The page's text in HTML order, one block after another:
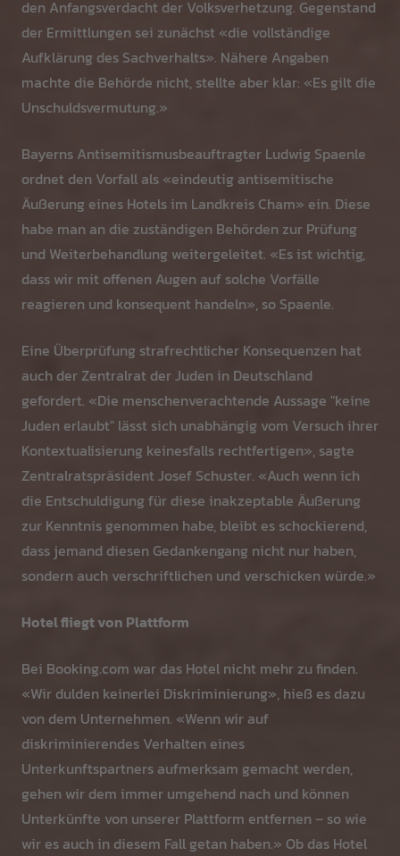
den Anfangsverdacht der Volksverhetzung. Gegenstand
der Ermittlungen sei zunächst «die vollständige
Aufklärung des Sachverhalts». Nähere Angaben
machte die Behörde nicht, stellte aber klar: «Es gilt die
Unschuldsvermutung.»
Bayerns Antisemitismusbeauftragter Ludwig Spaenle
ordnet den Vorfall als «eindeutig antisemitische
Äußerung eines Hotels im Landkreis Cham» ein. Diese
habe man an die zuständigen Behörden zur Prüfung
und Weiterbehandlung weitergeleitet. «Es ist wichtig,
dass wir mit offenen Augen auf solche Vorfälle
reagieren und konsequent handeln», so Spaenle.
Eine Überprüfung strafrechtlicher Konsequenzen hat
auch der Zentralrat der Juden in Deutschland
gefordert. «Die menschenverachtende Aussage "keine
Juden erlaubt" lässt sich unabhängig vom Versuch ihrer
Kontextualisierung keinesfalls rechtfertigen», sagte
Zentralratspräsident Josef Schuster. «Auch wenn ich
die Entschuldigung für diese inakzeptable Äußerung
zur Kenntnis genommen habe, bleibt es schockierend,
dass jemand diesen Gedankengang nicht nur haben,
sondern auch verschriftlichen und verschicken würde.»
Hotel fliegt von Plattform
Bei Booking.com war das Hotel nicht mehr zu finden.
«Wir dulden keinerlei Diskriminierung», hieß es dazu
von dem Unternehmen. «Wenn wir auf
diskriminierendes Verhalten eines
Unterkunftspartners aufmerksam gemacht werden,
gehen wir dem immer umgehend nach und können
Unterkünfte von unserer Plattform entfernen – so wie
wir es auch in diesem Fall getan haben.» Ob das Hotel